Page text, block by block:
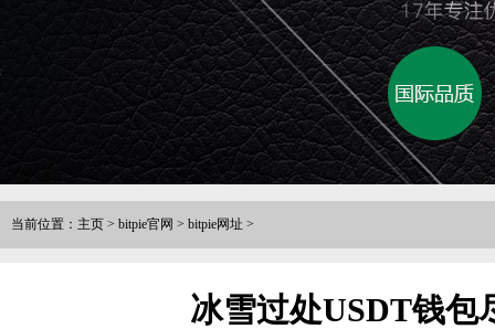
当前位置： 主页 > bitpie官网 > bitpie网址 >
冰雪过处USDT钱包